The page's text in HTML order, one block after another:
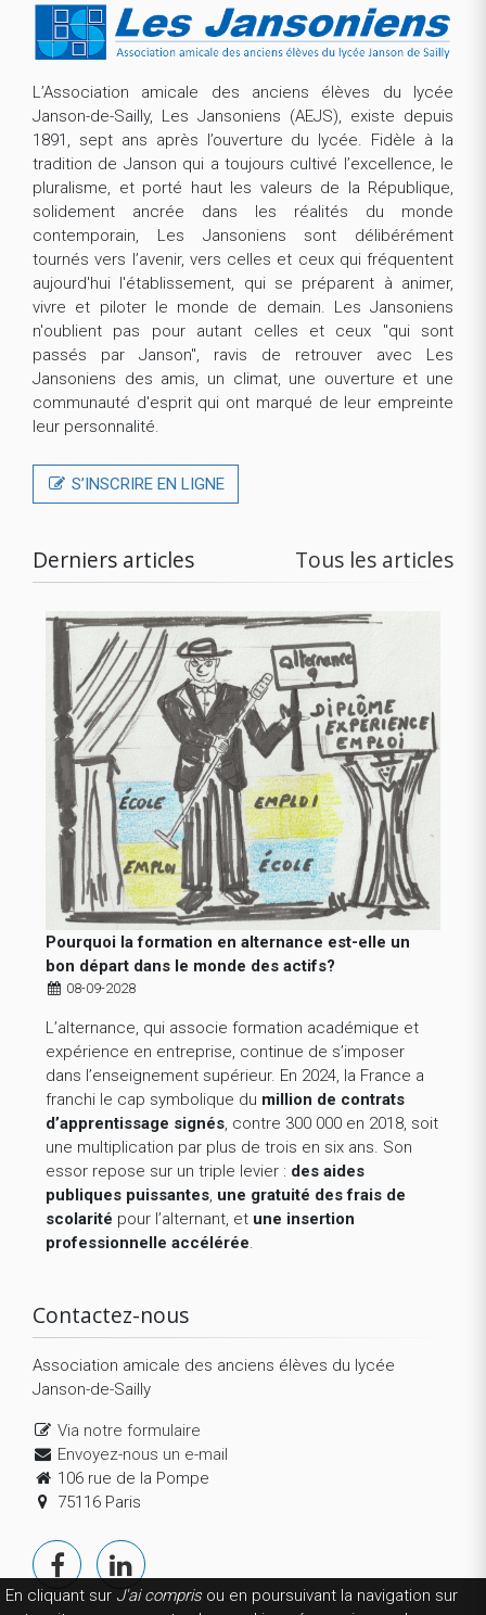
En cliquant sur J'ai comprisou en poursuivant la navigation sur
L’Association amicale des anciens élèves du lycée
Janson-de-Sailly, Les Jansoniens (AEJS), existe depuis
1891, sept ans après l’ouverture du lycée. Fidèle à la
tradition de Janson qui a toujours cultivé l’excellence, le
pluralisme, et porté haut les valeurs de la République,
solidement ancrée dans les réalités du monde
contemporain, Les Jansoniens sont délibérément
tournés vers l’avenir, vers celles et ceux qui fréquentent
aujourd'hui l'établissement, qui se préparent à animer,
vivre et piloter le monde de demain. Les Jansoniens
n'oublient pas pour autant celles et ceux "qui sont
passés par Janson", ravis de retrouver avec Les
Jansoniens des amis, un climat, une ouverture et une
communauté d'esprit qui ont marqué de leur empreinte
leur personnalité.
S’INSCRIRE EN LIGNE
Derniers articles Tous les articles
Pourquoi la formation en alternance est-elle un
bon départ dans le monde des actifs?
08-09-2028
L’alternance, qui associe formation académique et
expérience en entreprise, continue de s’imposer
dans l’enseignement supérieur. En 2024, la France a
franchi le cap symbolique du million de contrats
d’apprentissage signés, contre 300 000 en 2018, soit
une multiplication par plus de trois en six ans. Son
essor repose sur un triple levier : des aides
publiques puissantes, une gratuité des frais de
scolarité pour l’alternant, et une insertion
professionnelle accélérée.
Contactez-nous
Association amicale des anciens élèves du lycée
Janson-de-Sailly
Via notre formulaire
Envoyez-nous un e-mail
106 rue de la Pompe
75116 Paris